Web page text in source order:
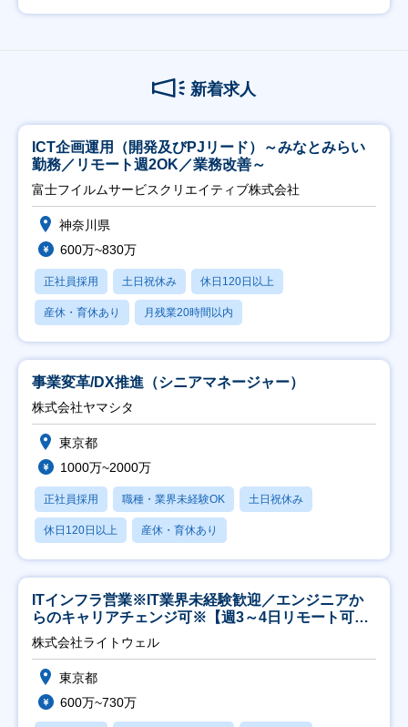
新着求人
ICT企画運用（開発及びPJリード）～みなとみらい
勤務／リモート週2OK／業務改善～
富士フイルムサービスクリエイティブ株式会社
神奈川県
600万~830万
正社員採用 土日祝休み 休日120日以上
産休・育休あり 月残業20時間以内
事業変革/DX推進（シニアマネージャー）
株式会社ヤマシタ
東京都
1000万~2000万
正社員採用 職種・業界未経験OK 土日祝休み
休日120日以上 産休・育休あり
ITインフラ営業※IT業界未経験歓迎／エンジニアか
らのキャリアチェンジ可※【週3～4日リモート可
能】
株式会社ライトウェル
東京都
600万~730万